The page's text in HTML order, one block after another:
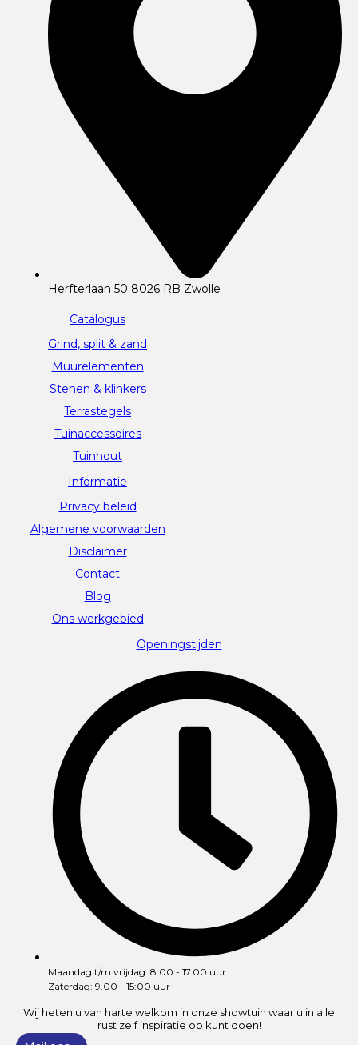
Herfterlaan 50 8026 RB Zwolle
Catalogus
Grind, split & zand
Muurelementen
Stenen & klinkers
Terrastegels
Tuinaccessoires
Tuinhout
Informatie
Privacy beleid
Algemene voorwaarden
Disclaimer
Contact
Blog
Ons werkgebied
Openingstijden
Maandag t/m vrijdag: 8.00 - 17.00 uur
Zaterdag: 9.00 - 15:00 uur
Wij heten u van harte welkom in onze showtuin waar u in alle
rust zelf inspiratie op kunt doen!